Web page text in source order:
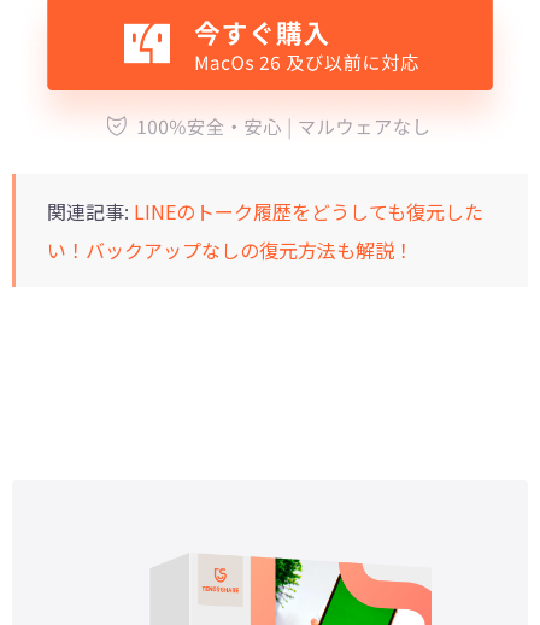
関連記事: LINEのトーク履歴をどうしても復元した
い！バックアップなしの復元方法も解説！